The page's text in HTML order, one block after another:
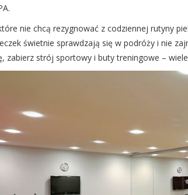
nie chcą rezygnować z codziennej rutyny
świetnie sprawdzają się w podróży i nie
zabierz strój sportowy i buty treningowe –